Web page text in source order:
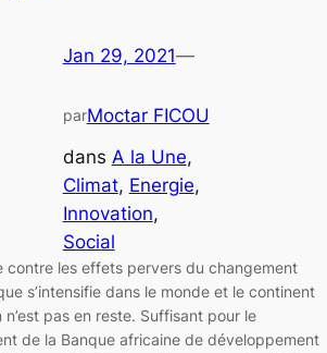
Jan 29, 2021—
parMoctar FICOU
dans A la Une
Climat, Energie
Innovation
Social
contre les effets pervers du changement
s’intensifie dans le monde et le continent
n’est pas en reste. Suffisant pour le
de la Banque africaine de développement